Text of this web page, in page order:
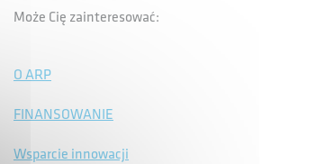
Może Cię zainteresować:
O ARP
FINANSOWANIE
Wsparcie innowacji